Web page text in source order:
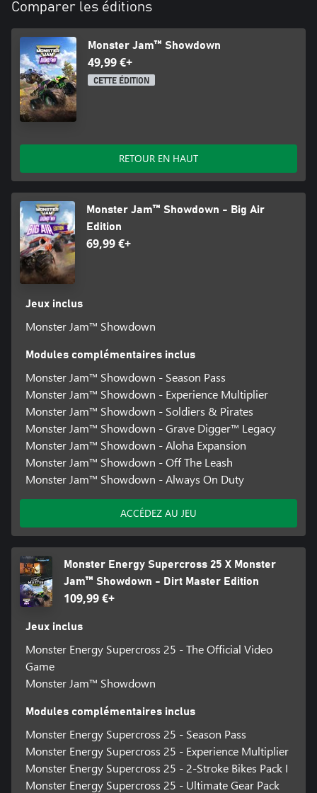
trésor et Survie.
Il est temps de tous les maîtriser : lancez votre carrière et défiez
vos amis en mode écran divisé.
Comparer les éditions
Monster Jam™ Showdown
49,99 €+
CETTE ÉDITION
RETOUR EN HAUT
Monster Jam™ Showdown - Big Air
Edition
69,99 €+
Jeux inclus
Monster Jam™ Showdown
Modules complémentaires inclus
Monster Jam™ Showdown - Season Pass
Monster Jam™ Showdown - Experience Multiplier
Monster Jam™ Showdown - Soldiers & Pirates
Monster Jam™ Showdown - Grave Digger™ Legacy
Monster Jam™ Showdown - Aloha Expansion
Monster Jam™ Showdown - Off The Leash
Monster Jam™ Showdown - Always On Duty
ACCÉDEZ AU JEU
Monster Energy Supercross 25 X Monster
Jam™ Showdown - Dirt Master Edition
109,99 €+
Jeux inclus
Monster Energy Supercross 25 - The Official Video
Game
Monster Jam™ Showdown
Modules complémentaires inclus
Monster Energy Supercross 25 - Season Pass
Monster Energy Supercross 25 - Experience Multiplier
Monster Energy Supercross 25 - 2-Stroke Bikes Pack I
Monster Energy Supercross 25 - Ultimate Gear Pack